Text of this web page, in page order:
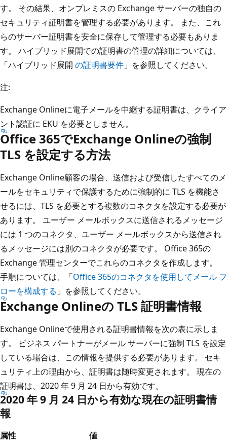
す。 その結果、オンプレミスの Exchange サーバーの独自の
セキュリティ証明書を管理する必要があります。 また、これ
らのサーバー証明書を安全に保存して管理する必要もありま
す。 ハイブリッド展開での証明書の管理の詳細については、
「ハイブリッド展開 の証明書要件 」を参照してください。
注:
Exchange Onlineに電子メールを中継する証明書は、クライア
ント認証に EKU を必要としません。
Office 365でExchange Onlineの強制
TLS を設定する方法
Exchange Online顧客の場合、送信および受信したすべてのメ
ールをセキュリティで保護するために強制的に TLS を機能さ
せるには、TLS を必要とする複数のコネクタを設定する必要が
あります。 ユーザー メールボックスに送信されるメッセージ
には 1 つのコネクタ、ユーザー メールボックスから送信され
るメッセージには別のコネクタが必要です。 Office 365の
Exchange 管理センターでこれらのコネクタを作成します。
手順については、「Office 365のコネクタを使用してメール フ
ローを構成する 」を参照してください。
Exchange Onlineの TLS 証明書情報
Exchange Onlineで使用される証明書情報を次の表に示しま
す。 ビジネス パートナーがメール サーバーに強制 TLS を設定
している場合は、この情報を提供する必要があります。 セキ
ュリティ上の理由から、証明書は随時変更されます。 現在の
証明書は、2020 年 9 月 24 日から有効です。
2020 年 9 月 24 日から有効な現在の証明書情
報
属性
値